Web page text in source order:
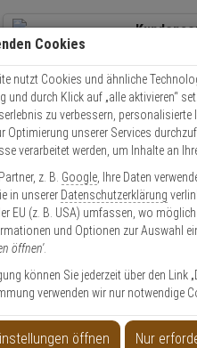
Kontaktservice
Mo. - Do.: 8:00 - 16:30 Fr. 8:00 - 14:00
Schließzylinder
45/45 9 Schl.
Cookies
nutzt Cookies und ähnliche
und durch Klick auf „alle aktivieren“
zu verbessern,
Optimierung unserer Services
verarbeitet werden, um Inhalte an
z. B. Google , Ihre Daten
in unserer Datenschutzerklärung
EU (z. B. USA) umfassen, wo
und Optionen zur Auswahl
öffnen'.
können Sie jederzeit über den
verwenden wir nur notwendige
öffnen Nur